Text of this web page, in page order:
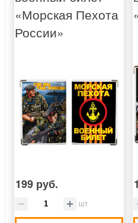
«Морская Пехота
России»
199 руб.
шт